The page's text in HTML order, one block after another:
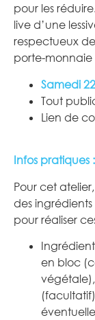
pour les
live d’une
respectueux
porte-
Samedi
Tout
Lien de
Infos pratiques :
Pour cet
des ingrédients
pour réaliser
en bloc